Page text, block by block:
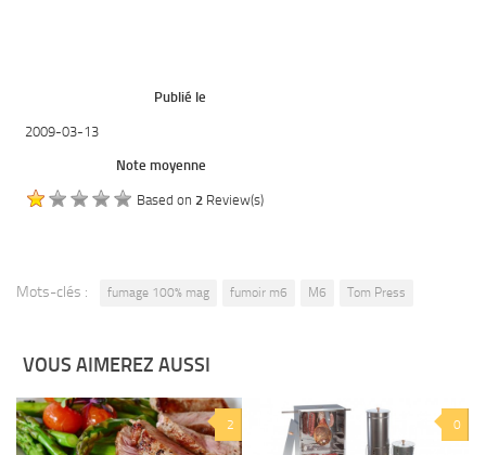
Publié le
2009-03-13
Note moyenne
Based on 2 Review(s)
Mots-clés : fumage 100% mag fumoir m6 M6 Tom Press
VOUS AIMEREZ AUSSI
2 0